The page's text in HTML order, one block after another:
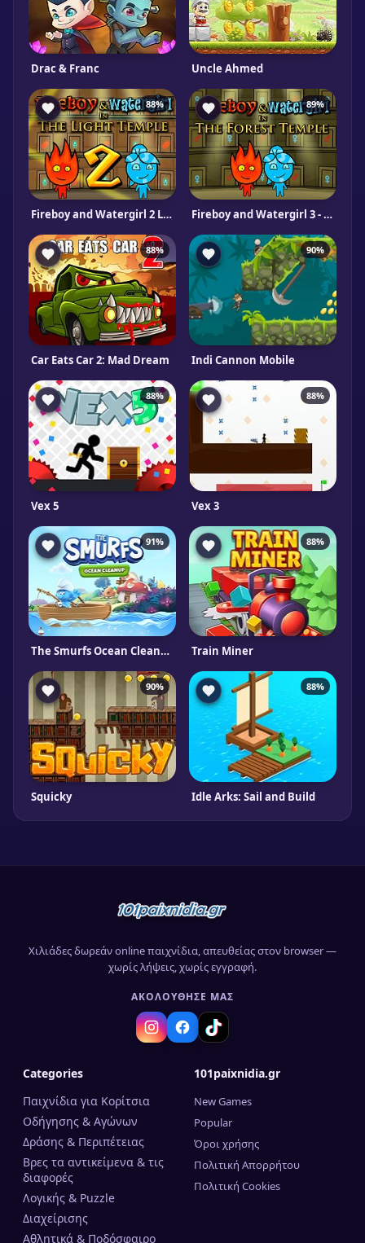
Drac & Franc Uncle Ahmed
88%
Fireboy and Watergirl 2 Light Temple
89%
Fireboy and Watergirl 3 - In The Forest Temple Game
88%
Car Eats Car 2: Mad Dream
90%
Indi Cannon Mobile
88%
Vex 5
88%
Vex 3
91%
The Smurfs Ocean Cleanup
88%
Train Miner
90%
Squicky
88%
Idle Arks: Sail and Build
Χιλιάδες δωρεάν online παιχνίδια, απευθείας στον browser —
χωρίς λήψεις, χωρίς εγγραφή.
ΑΚΟΛΟΎΘΗΣΈ ΜΑΣ
Categories
Παιχνίδια για Κορίτσια
Οδήγησης & Αγώνων
Δράσης & Περιπέτειας
Βρες τα αντικείμενα & τις
διαφορές
Λογικής & Puzzle
Διαχείρισης
Αθλητικά & Ποδόσφαιρο
101paixnidia.gr
New Games
Popular
Όροι χρήσης
Πολιτική Απορρήτου
Πολιτική Cookies